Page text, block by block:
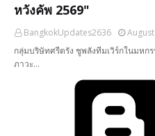
หวังคัพ 2569"
BangkokUpdates2636
กลุ่มบริษัทศรีตรัง ชูพลังทีมเวิร์กในมหก
ภาวะ…